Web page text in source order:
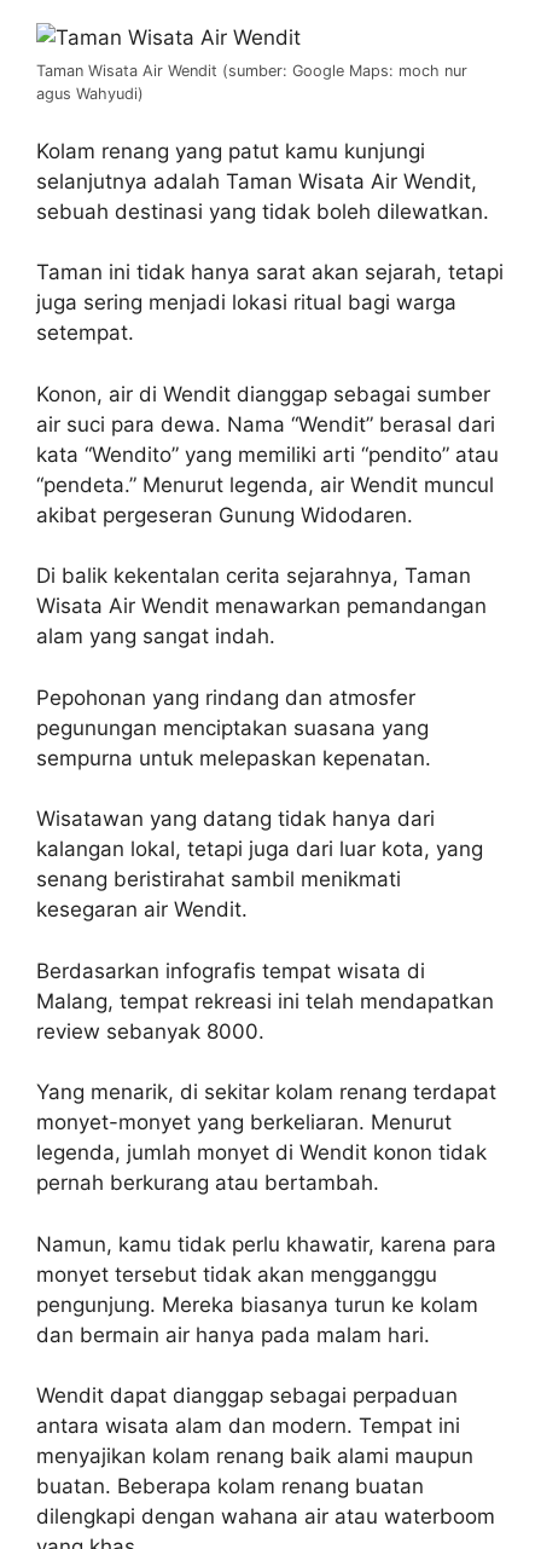
Taman Wisata Air Wendit (sumber: Google Maps: moch nur
agus Wahyudi)
Kolam renang yang patut kamu kunjungi
selanjutnya adalah Taman Wisata Air Wendit,
sebuah destinasi yang tidak boleh dilewatkan.
Taman ini tidak hanya sarat akan sejarah, tetapi
juga sering menjadi lokasi ritual bagi warga
setempat.
Konon, air di Wendit dianggap sebagai sumber
air suci para dewa. Nama “Wendit” berasal dari
kata “Wendito” yang memiliki arti “pendito” atau
“pendeta.” Menurut legenda, air Wendit muncul
akibat pergeseran Gunung Widodaren.
Di balik kekentalan cerita sejarahnya, Taman
Wisata Air Wendit menawarkan pemandangan
alam yang sangat indah.
Pepohonan yang rindang dan atmosfer
pegunungan menciptakan suasana yang
sempurna untuk melepaskan kepenatan.
Wisatawan yang datang tidak hanya dari
kalangan lokal, tetapi juga dari luar kota, yang
senang beristirahat sambil menikmati
kesegaran air Wendit.
Berdasarkan infografis tempat wisata di
Malang, tempat rekreasi ini telah mendapatkan
review sebanyak 8000.
Yang menarik, di sekitar kolam renang terdapat
monyet-monyet yang berkeliaran. Menurut
legenda, jumlah monyet di Wendit konon tidak
pernah berkurang atau bertambah.
Namun, kamu tidak perlu khawatir, karena para
monyet tersebut tidak akan mengganggu
pengunjung. Mereka biasanya turun ke kolam
dan bermain air hanya pada malam hari.
Wendit dapat dianggap sebagai perpaduan
antara wisata alam dan modern. Tempat ini
menyajikan kolam renang baik alami maupun
buatan. Beberapa kolam renang buatan
dilengkapi dengan wahana air atau waterboom